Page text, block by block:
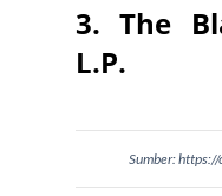
3. The
L.P.
Sumber: